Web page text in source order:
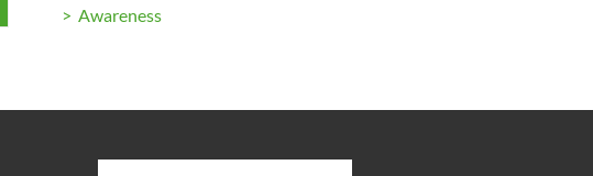
> Awareness